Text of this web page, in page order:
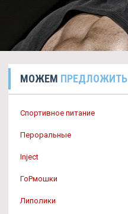
МОЖЕМ ПРЕДЛОЖИТЬ
Спортивное питание
Пероральные
Inject
ГоРмошки
Липолики